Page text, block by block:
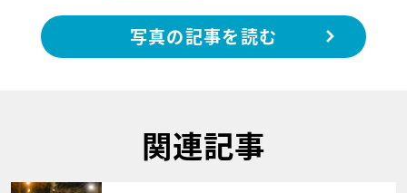
写真の記事を読む
関連記事